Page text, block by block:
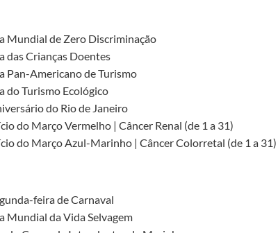
Mundial de Zero Discriminação
das Crianças Doentes
Pan-Americano de Turismo
do Turismo Ecológico
do Rio de Janeiro
do Março Vermelho | Câncer Renal (de 1 a 31)
do Março Azul-Marinho | Câncer Colorretal (de 1 a 31)
feira de Carnaval
Mundial da Vida Selvagem